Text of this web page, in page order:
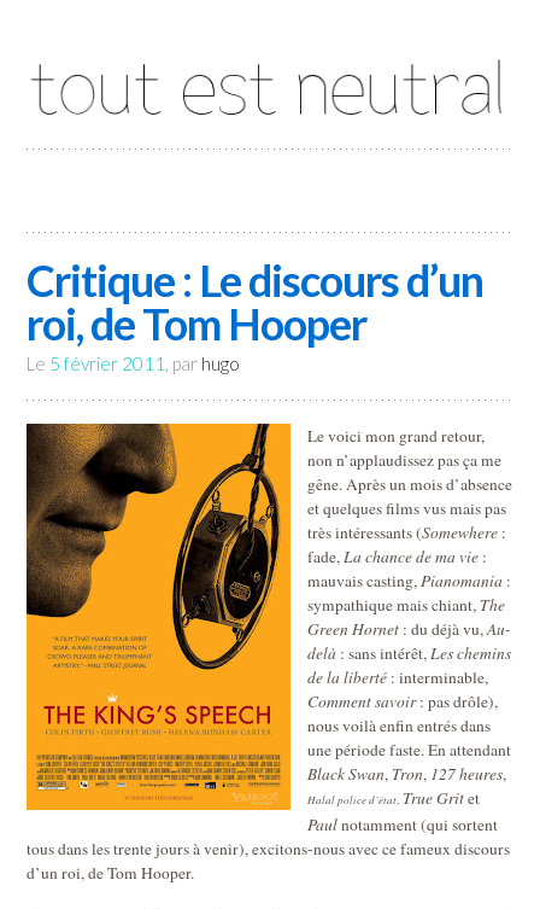
Critique : Le discours d’un
roi, de Tom Hooper
Le 5 février 2011 , par hugo
Le voici mon grand retour,
non n’applaudissez pas ça me
gêne. Après un mois d’absence
et quelques films vus mais pas
très intéressants (Somewhere:
fade,La chance de ma vie:
mauvais casting,Pianomania:
sympathique mais chiant, The
Green Hornet: du déjà vu,Au-
delà: sans intérêt,Les chemins
de la liberté: interminable,
Comment savoir: pas drôle),
nous voilà enfin entrés dans
une période faste. En attendant
Black Swan, Tron, 127 heures,
Halal police d’état, True Gritet
Paulnotamment (qui sortent
tous dans les trente jours à venir), excitons-nous avec ce fameux discours
d’un roi, de Tom Hooper.